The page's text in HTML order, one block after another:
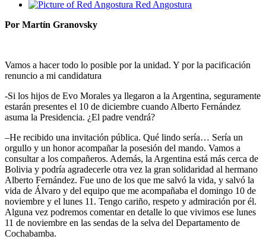
Red Angostura
Por Martín Granovsky
Vamos a hacer todo lo posible por la unidad. Y por la pacificación
renuncio a mi candidatura
-Si los hijos de Evo Morales ya llegaron a la Argentina, seguramente
estarán presentes el 10 de diciembre cuando Alberto Fernández
asuma la Presidencia. ¿El padre vendrá?
–He recibido una invitación pública. Qué lindo sería… Sería un
orgullo y un honor acompañar la posesión del mando. Vamos a
consultar a los compañeros. Además, la Argentina está más cerca de
Bolivia y podría agradecerle otra vez la gran solidaridad al hermano
Alberto Fernández. Fue uno de los que me salvó la vida, y salvó la
vida de Álvaro y del equipo que me acompañaba el domingo 10 de
noviembre y el lunes 11. Tengo cariño, respeto y admiración por él.
Alguna vez podremos comentar en detalle lo que vivimos ese lunes
11 de noviembre en las sendas de la selva del Departamento de
Cochabamba.